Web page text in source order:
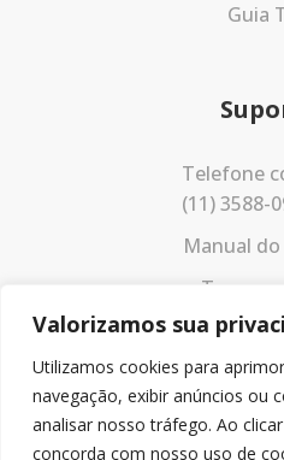
Valorizamos sua
Utilizamos cookies para
navegação, exibir anúncios ou
analisar nosso tráfego. Ao
concorda com nosso uso de
Guia
Telefone
(11) 3588-
Manual
Termos
Política de